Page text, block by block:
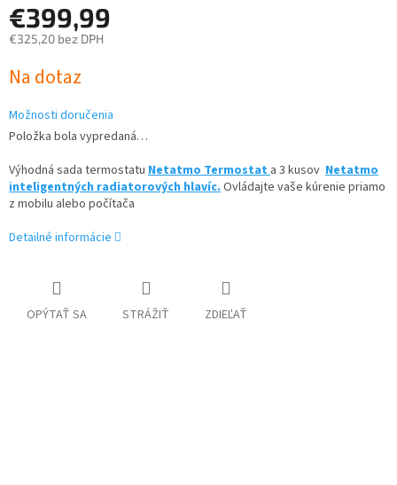
€399,99
€325,20 bez DPH
cena:
Na dotaz
Možnosti doručenia
Položka bola vypredaná…
Výhodná sada termostatu Netatmo Termostat a 3 kusov Netatmo
inteligentných radiatorových hlavíc.Ovládajte vaše kúrenie priamo
z mobilu alebo počítača
Detailné informácie
OPÝTAŤ SA STRÁŽIŤ ZDIEĽAŤ